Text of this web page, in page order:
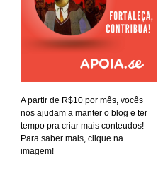
A partir de R$10 por mês, vocês
nos ajudam a manter o blog e ter
tempo pra criar mais conteudos!
Para saber mais, clique na
imagem!